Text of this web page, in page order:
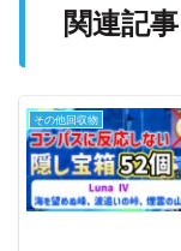
関連記事
その他回収物